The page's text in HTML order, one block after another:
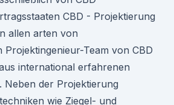
CBD - Projektierung
allen arten von
Team von CBD
international erfahrenen
Neben der Projektierung
wie Ziegel- und